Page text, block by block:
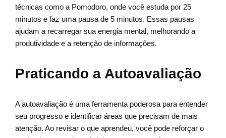
técnicas como a Pomodoro, onde você estuda por 25
minutos e faz uma pausa de 5 minutos. Essas pausas
ajudam a recarregar sua energia mental, melhorando a
produtividade e a retenção de informações.
Praticando a Autoavaliação
A autoavaliação é uma ferramenta poderosa para entender
seu progresso e identificar áreas que precisam de mais
atenção. Ao revisar o que aprendeu, você pode reforçar o